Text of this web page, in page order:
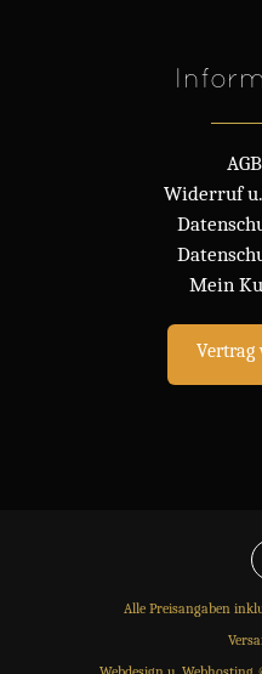
AGB
Widerruf
Mein
Vertrag
Alle Preisangaben